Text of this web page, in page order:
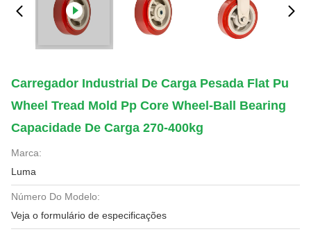
Carregador Industrial De Carga Pesada Flat Pu
Wheel Tread Mold Pp Core Wheel-Ball Bearing
Capacidade De Carga 270-400kg
Marca:
Luma
Número Do Modelo:
Veja o formulário de especificações